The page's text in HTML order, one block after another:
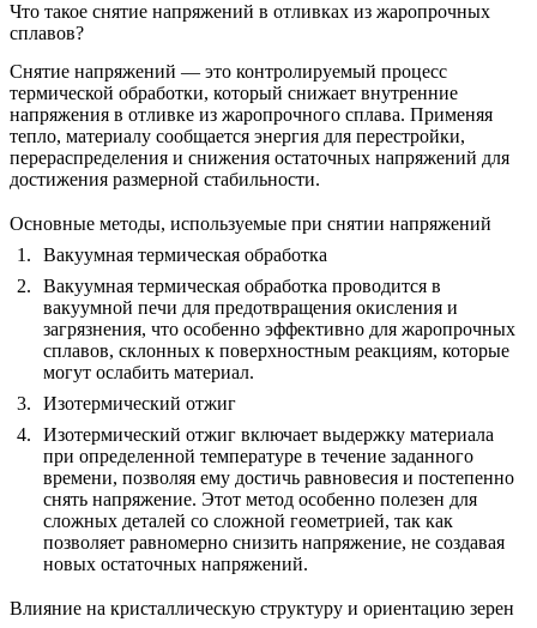
Что такое снятие напряжений в отливках из жаропрочных
сплавов?
Снятие напряжений — это контролируемый процесс
термической обработки, который снижает внутренние
напряжения в отливке из жаропрочного сплава. Применяя
тепло, материалу сообщается энергия для перестройки,
перераспределения и снижения остаточных напряжений для
достижения размерной стабильности.
Основные методы, используемые при снятии напряжений
Вакуумная термическая обработка
Вакуумная термическая обработка проводится в
вакуумной печи для предотвращения окисления и
загрязнения, что особенно эффективно для жаропрочных
сплавов, склонных к поверхностным реакциям, которые
могут ослабить материал.
Изотермический отжиг
Изотермический отжиг включает выдержку материала
при определенной температуре в течение заданного
времени, позволяя ему достичь равновесия и постепенно
снять напряжение. Этот метод особенно полезен для
сложных деталей со сложной геометрией, так как
позволяет равномерно снизить напряжение, не создавая
новых остаточных напряжений.
Влияние на кристаллическую структуру и ориентацию зерен